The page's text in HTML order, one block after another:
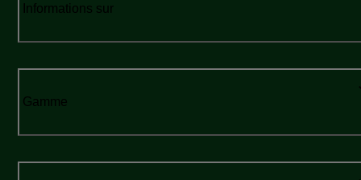
Informations sur
Gamme